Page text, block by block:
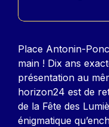
Contenu
Place Antonin-
main ! Dix ans
présentation au
horizon24 est de
de la Fête des
énigmatique